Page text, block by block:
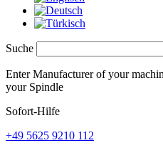
Suche
Enter Manufacturer of your
your Spindle
Sofort-Hilfe
+49 5625 9210 112